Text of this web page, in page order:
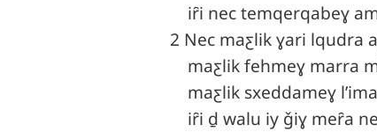
iȓi nec temqerqabeɣ
2 Nec maƹlik ɣari lqudra
maƹlik fehmeɣ marra
maƹlik sxeddameɣ
iȓi ḏ walu iy ǧiɣ meȓa